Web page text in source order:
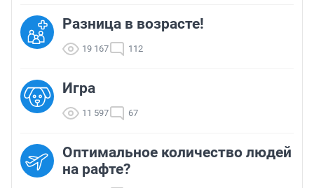
Разница в возрасте!
19 167 112
Игра
11 597 67
Оптимальное количество людей
на рафте?